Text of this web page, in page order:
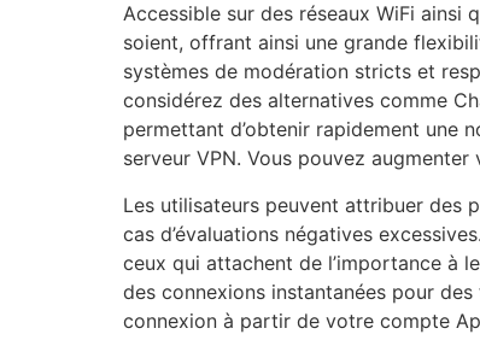
Accessible sur des réseaux WiFi ainsi
soient, offrant ainsi une grande
systèmes de modération stricts et
considérez des alternatives comme
permettant d’obtenir rapidement une
serveur VPN. Vous pouvez
Les utilisateurs peuvent attribuer des
cas d’évaluations négatives
ceux qui attachent de l’importance à
des connexions instantanées pour
connexion à partir de votre compte